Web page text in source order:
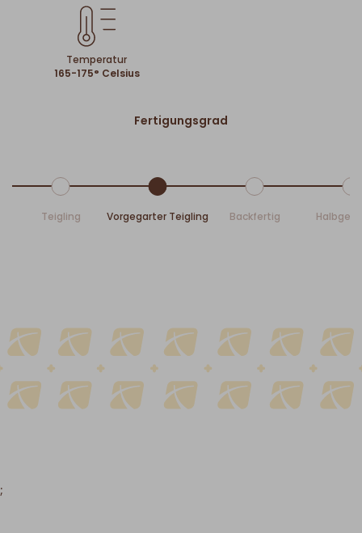
Temperatur
165-175° Celsius
Fertigungsgrad
Teigling Vorgegarter Teigling Backfertig
;